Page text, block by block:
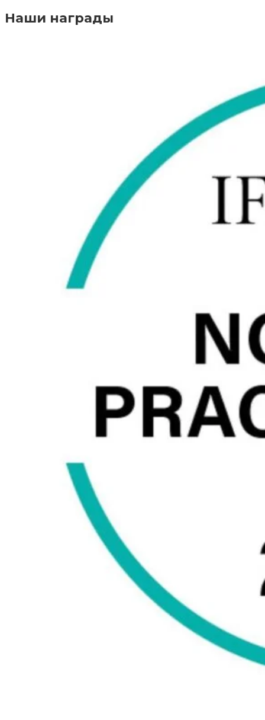
Наши награды